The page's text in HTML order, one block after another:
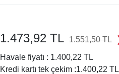
1.473,92 TL 1.551,50 TL
Havale fiyatı : 1.400,22 TL
Kredi kartı tek çekim :1.400,22 TL